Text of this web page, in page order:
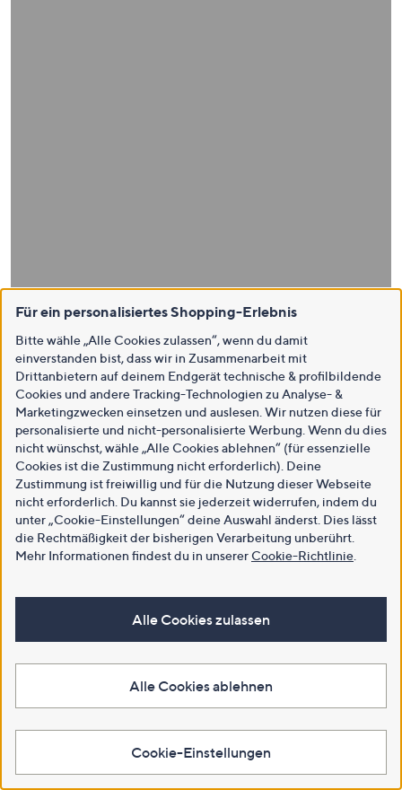
Für ein personalisiertes Shopping-Erlebnis
Bitte wähle „Alle Cookies zulassen“, wenn du damit
einverstanden bist, dass wir in Zusammenarbeit mit
Drittanbietern auf deinem Endgerät technische & profilbildende
Cookies und andere Tracking-Technologien zu Analyse- &
Marketingzwecken einsetzen und auslesen. Wir nutzen diese für
personalisierte und nicht-personalisierte Werbung. Wenn du dies
nicht wünschst, wähle „Alle Cookies ablehnen“ (für essenzielle
Cookies ist die Zustimmung nicht erforderlich). Deine
Zustimmung ist freiwillig und für die Nutzung dieser Webseite
nicht erforderlich. Du kannst sie jederzeit widerrufen, indem du
unter „Cookie-Einstellungen“ deine Auswahl änderst. Dies lässt
die Rechtmäßigkeit der bisherigen Verarbeitung unberührt.
Mehr Informationen findest du in unsererCookie-Richtlinie
Alle Cookies zulassen
Alle Cookies ablehnen
Cookie-Einstellungen